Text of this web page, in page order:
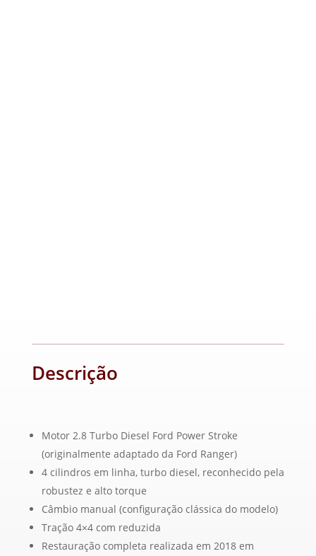
Descrição
Motor 2.8 Turbo Diesel Ford Power Stroke
(originalmente adaptado da Ford Ranger)
4 cilindros em linha, turbo diesel, reconhecido pela
robustez e alto torque
Câmbio manual (configuração clássica do modelo)
Tração 4×4 com reduzida
Restauração completa realizada em 2018 em